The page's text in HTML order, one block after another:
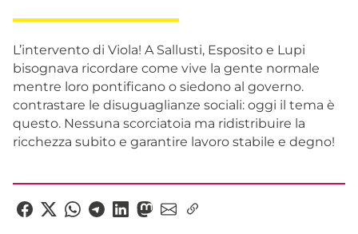
L’intervento di Viola! A Sallusti, Esposito e Lupi
bisognava ricordare come vive la gente normale
mentre loro pontificano o siedono al governo.
contrastare le disuguaglianze sociali: oggi il tema è
questo. Nessuna scorciatoia ma ridistribuire la
ricchezza subito e garantire lavoro stabile e degno!